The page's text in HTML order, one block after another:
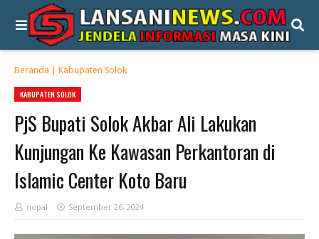
Beranda | Kabupaten Solok
KABUPATEN SOLOK
PjS Bupati Solok Akbar Ali Lakukan
Kunjungan Ke Kawasan Perkantoran di
Islamic Center Koto Baru
nopal September 26, 2024